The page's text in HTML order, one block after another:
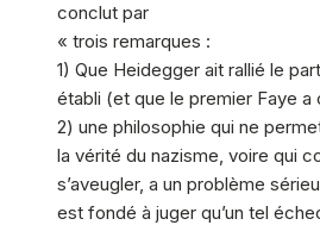
conclut par
« trois remarques :
1) Que Heidegger ait rallié le
établi (et que le premier Faye a
2) une philosophie qui ne
la vérité du nazisme, voire qui
s’aveugler, a un problème
est fondé à juger qu’un tel